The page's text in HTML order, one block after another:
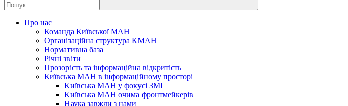
Про нас
Команда Київської МАН
Організаційна структура КМАН
Нормативна база
Річні звіти
Прозорість та інформаційна відкритість
Київська МАН в інформаційному просторі
Київська МАН у фокусі ЗМІ
Київська МАН очима фронтмейкерів
Наука завжди з нами